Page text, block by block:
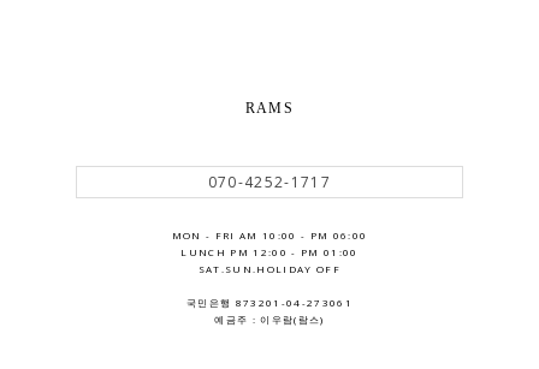
RAMS
070-4252-1717
MON - FRI AM 10:00 - PM 06:00
LUNCH PM 12:00 - PM 01:00
SAT.SUN.HOLIDAY OFF
국민은행 873201-04-273061
예금주 : 이우람(람스)